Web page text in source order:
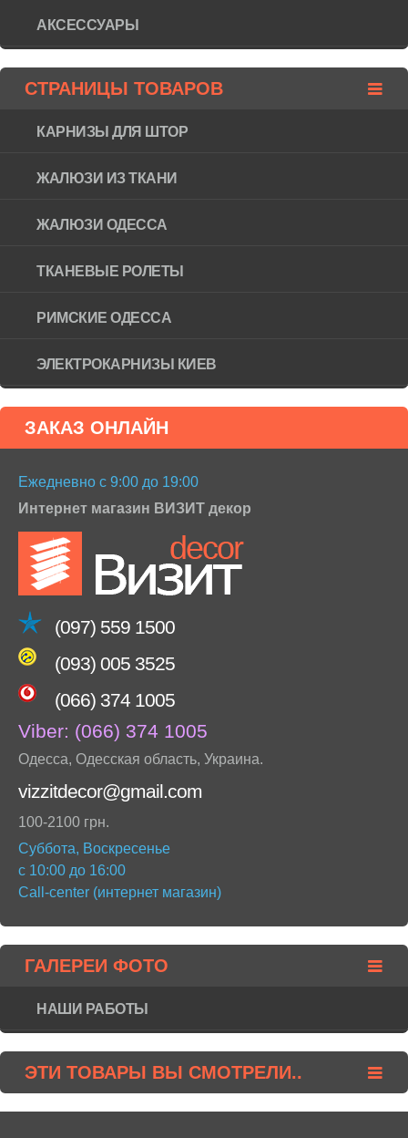
АКСЕССУАРЫ
СТРАНИЦЫ ТОВАРОВ
КАРНИЗЫ ДЛЯ ШТОР
ЖАЛЮЗИ ИЗ ТКАНИ
ЖАЛЮЗИ ОДЕССА
ТКАНЕВЫЕ РОЛЕТЫ
РИМСКИЕ ОДЕССА
ЭЛЕКТРОКАРНИЗЫ КИЕВ
ЗАКАЗ ОНЛАЙН
Ежедневно с 9:00 до 19:00
Интернет магазин ВИЗИТ декор
(097) 559 1500
(093) 005 3525
(066) 374 1005
Viber: (066) 374 1005
Одесса, Одесская область, Украина.
vizzitdecor@gmail.com
100-2100 грн.
Суббота, Воскресенье
с 10:00 до 16:00
Call-center (интернет магазин)
ГАЛЕРЕИ ФОТО
НАШИ РАБОТЫ
ЭТИ ТОВАРЫ ВЫ СМОТРЕЛИ..